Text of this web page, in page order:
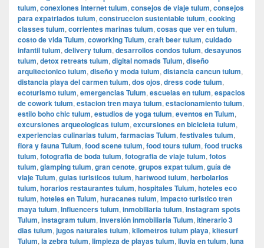
tulum, conexiones internet tulum, consejos de viaje tulum, consejos
para expatriados tulum, construccion sustentable tulum, cooking
classes tulum, corrientes marinas tulum, cosas que ver en tulum,
costo de vida Tulum, coworking Tulum, craft beer tulum, cuidado
infantil tulum, delivery tulum, desarrollos condos tulum, desayunos
tulum, detox retreats tulum, digital nomads Tulum, diseño
arquitectonico tulum, diseño y moda tulum, distancia cancun tulum,
distancia playa del carmen tulum, dos ojos, dress code tulum,
ecoturismo tulum, emergencias Tulum, escuelas en tulum, espacios
de cowork tulum, estacion tren maya tulum, estacionamiento tulum,
estilo boho chic tulum, estudios de yoga tulum, eventos en Tulum,
excursiones arqueologicas tulum, excursiones en bicicleta tulum,
experiencias culinarias tulum, farmacias Tulum, festivales tulum,
flora y fauna Tulum, food scene tulum, food tours tulum, food trucks
tulum, fotografia de boda tulum, fotografia de viaje tulum, fotos
tulum, glamping tulum, gran cenote, grupos expat tulum, guía de
viaje Tulum, guias turisticos tulum, hartwood tulum, herbolarios
tulum, horarios restaurantes tulum, hospitales Tulum, hoteles eco
tulum, hoteles en Tulum, huracanes tulum, impacto turistico tren
maya tulum, Influencers tulum, inmobiliaria tulum, Instagram spots
Tulum, instagram tulum, inversión inmobiliaria Tulum, itinerario 3
dias tulum, jugos naturales tulum, kilometros tulum playa, kitesurf
Tulum, la zebra tulum, limpieza de playas tulum, lluvia en tulum, luna